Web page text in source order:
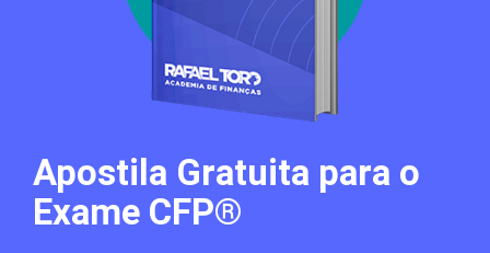
Apostila Gratuita para o
Exame CFP®